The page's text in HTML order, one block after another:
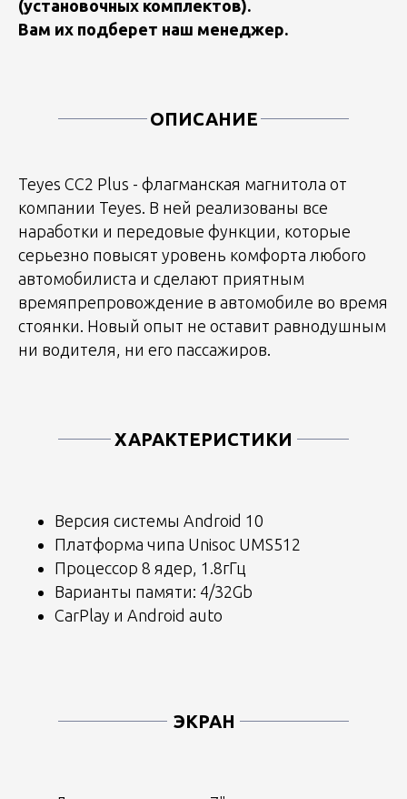
(установочных комплектов).
Вам их подберет наш менеджер.
ОПИСАНИЕ
Teyes CC2 Plus - флагманская магнитола от
компании Teyes. В ней реализованы все
наработки и передовые функции, которые
серьезно повысят уровень комфорта любого
автомобилиста и сделают приятным
времяпрепровождение в автомобиле во время
стоянки. Новый опыт не оставит равнодушным
ни водителя, ни его пассажиров.
ХАРАКТЕРИСТИКИ
Версия системы Android 10
Платформа чипа Unisoc UMS512
Процессор 8 ядер, 1.8гГц
Варианты памяти: 4/32Gb
CarPlay и Android auto
ЭКРАН